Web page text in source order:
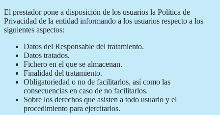
El prestador pone a disposición de los usuarios la Política de
Privacidad de la entidad informando a los usuarios respecto a los
siguientes aspectos:
Datos del Responsable del tratamiento.
Datos tratados.
Fichero en el que se almacenan.
Finalidad del tratamiento.
Obligatoriedad o no de facilitarlos, así como las
consecuencias en caso de no facilitarlos.
Sobre los derechos que asisten a todo usuario y el
procedimiento para ejercitarlos.